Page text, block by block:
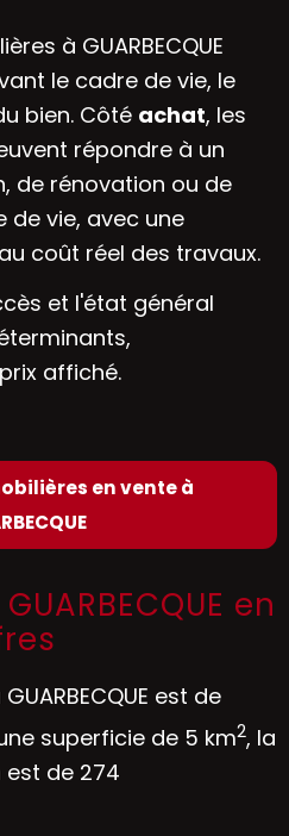
à GUARBECQUE
le cadre de vie, le
bien. Côté achat, les
répondre à un
de rénovation ou de
vie, avec une
coût réel des travaux.
et l'état général
affiché.
en vente à
en
est de
superficie de 5 km2, la
de 274